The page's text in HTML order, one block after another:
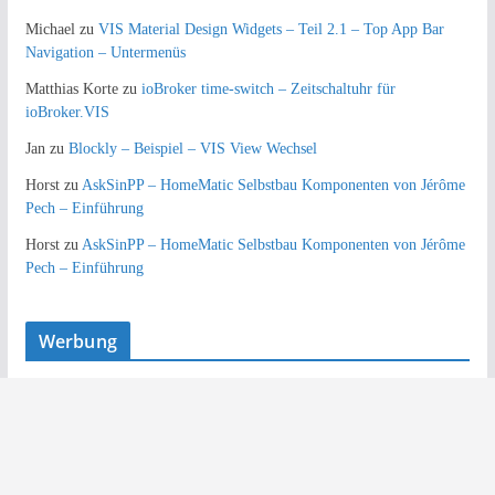
Michaelzu VIS Material Design Widgets – Teil 2.1 – Top App Bar
Navigation – Untermenüs
Matthias Kortezu ioBroker time-switch – Zeitschaltuhr für
ioBroker.VIS
Janzu Blockly – Beispiel – VIS View Wechsel
Horstzu AskSinPP – HomeMatic Selbstbau Komponenten von Jérôme
Pech – Einführung
Horstzu AskSinPP – HomeMatic Selbstbau Komponenten von Jérôme
Pech – Einführung
Werbung